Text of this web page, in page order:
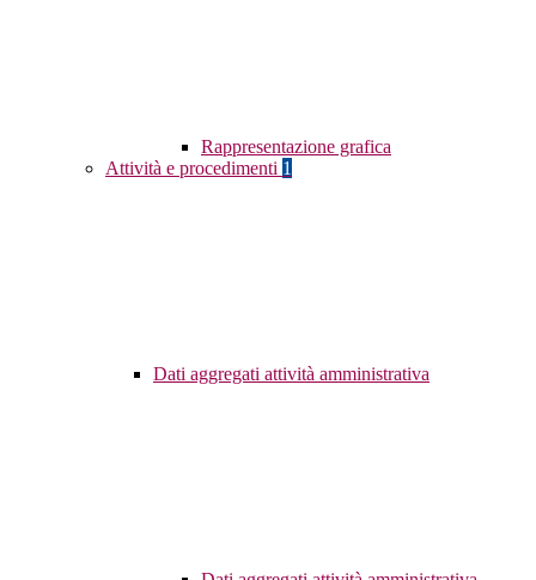
Rappresentazione grafica
Attività e procedimenti 1
Dati aggregati attività amministrativa